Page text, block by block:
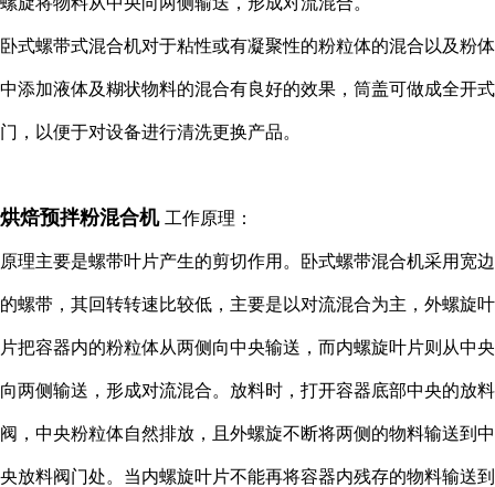
卧式螺带式混合机对于粘性或有凝聚性的粉粒体的混合以及粉体
中添加液体及糊状物料的混合有良好的效果，筒盖可做成全开式
门，以便于对设备进行清洗更换产品。
烘焙预拌粉混合机 工作原理：
原理主要是螺带叶片产生的剪切作用。卧式螺带混合机采用宽边
的螺带，其回转转速比较低，主要是以对流混合为主，外螺旋叶
片把容器内的粉粒体从两侧向中央输送，而内螺旋叶片则从中央
向两侧输送，形成对流混合。放料时，打开容器底部中央的放料
阀，中央粉粒体自然排放，且外螺旋不断将两侧的物料输送到中
央放料阀门处。当内螺旋叶片不能再将容器内残存的物料输送到